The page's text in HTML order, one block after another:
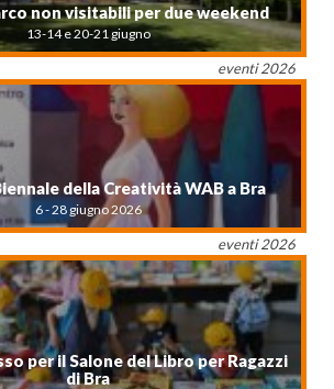
non visitabili per due weekend
13-14 e 20-21 giugno
eventi 2026
della Creatività WAB a Bra
6 - 28 giugno 2026
eventi 2026
per il Salone del Libro per Ragazzi
di Bra